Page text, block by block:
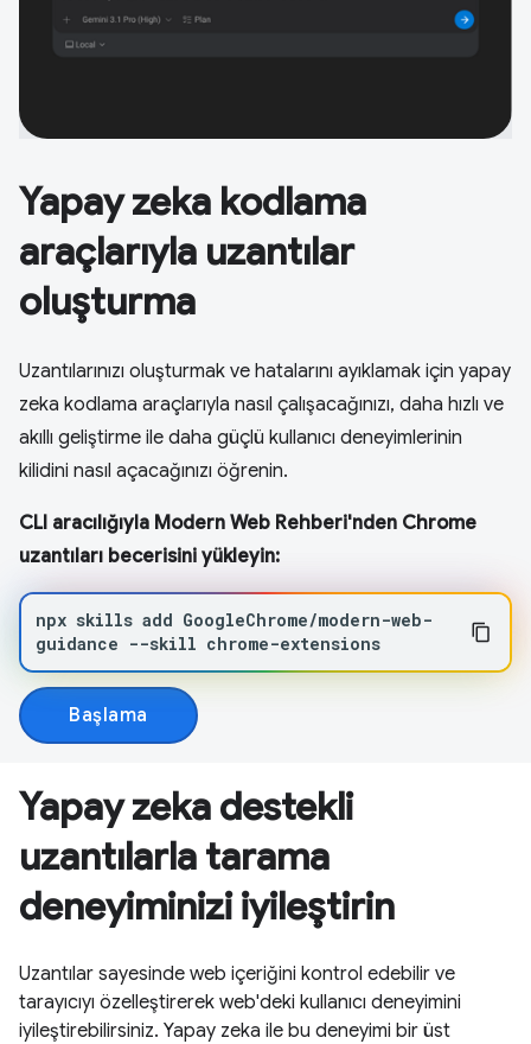
Yapay zeka kodlama
araçlarıyla uzantılar
oluşturma
Uzantılarınızı oluşturmak ve hatalarını ayıklamak için yapay
zeka kodlama araçlarıyla nasıl çalışacağınızı, daha hızlı ve
akıllı geliştirme ile daha güçlü kullanıcı deneyimlerinin
kilidini nasıl açacağınızı öğrenin.
CLI aracılığıyla Modern Web Rehberi'nden Chrome
uzantıları becerisini yükleyin:
npx skills add GoogleChrome/modern-web-
guidance --skill chrome-extensions
Başlama
Yapay zeka destekli
uzantılarla tarama
deneyiminizi iyileştirin
Uzantılar sayesinde web içeriğini kontrol edebilir ve
tarayıcıyı özelleştirerek web'deki kullanıcı deneyimini
iyileştirebilirsiniz. Yapay zeka ile bu deneyimi bir üst